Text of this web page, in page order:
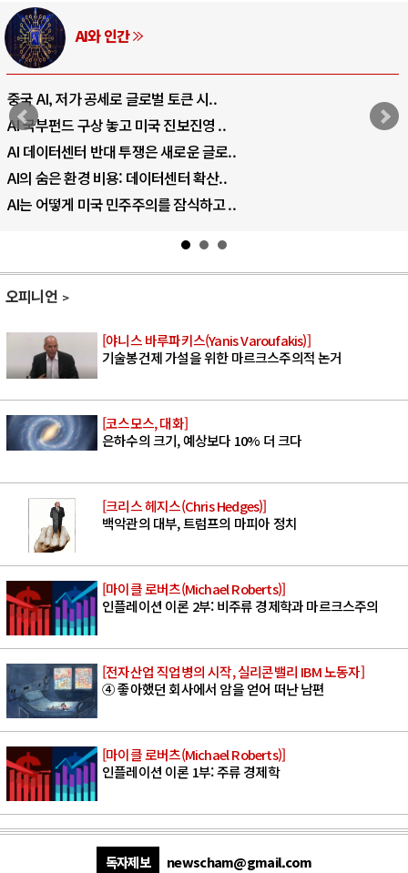
러시아-우크라이나 전쟁
전쟁의 추상화: 우크라이나, 대리전의 역..
EU·우크라이나 드론 협력 직후, 러시아..
나토, 우크라 군사지원 2027년까지 공..
우크라이나, 덴마크, 에스토니아, 네덜란..
러·우크라, 대규모 공습 주고받아…민간 ..
오피니언
[야니스 바루파키스(Yanis Varoufakis)]
기술봉건제 가설을 위한 마르크스주의적 논거
[코스모스, 대화]
은하수의 크기, 예상보다 10% 더 크다
[크리스 헤지스(Chris Hedges)]
백악관의 대부, 트럼프의 마피아 정치
[마이클 로버츠(Michael Roberts)]
인플레이션 이론 2부: 비주류 경제학과 마르크스주의
[전자산업 직업병의 시작, 실리콘밸리 IBM 노동자]
④ 좋아했던 회사에서 암을 얻어 떠난 남편
[마이클 로버츠(Michael Roberts)]
인플레이션 이론 1부: 주류 경제학
독자제보 newscham@gmail.com